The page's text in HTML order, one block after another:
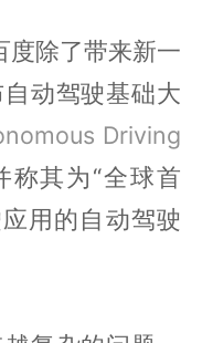
度除了带来新一
动驾驶基础大
Driving
称其为“全球首
用的自动驾驶